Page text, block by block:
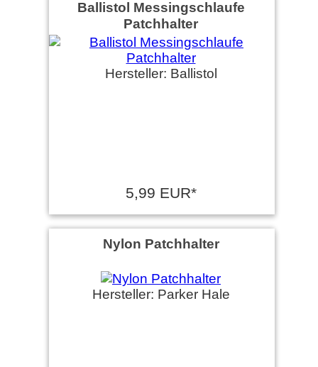
Ballistol Messingschlaufe
Patchhalter
Hersteller: Ballistol
5,99 EUR*
Nylon Patchhalter
Hersteller: Parker Hale